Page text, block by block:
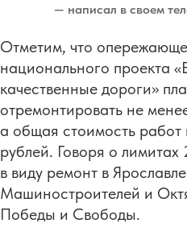
— написал в своем
Отметим, что
национального проекта
качественные дороги»
отремонтировать не
а общая стоимость
рублей. Говоря о
в виду ремонт в
Машиностроителей и
Победы и Свободы.